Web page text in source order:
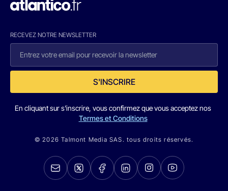
RECEVEZ NOTRE NEWSLETTER
S'INSCRIRE
En cliquant sur s'inscrire, vous confirmez que vous acceptez nos
Termes et Conditions
© 2026 Talmont Media SAS. tous droits réservés.